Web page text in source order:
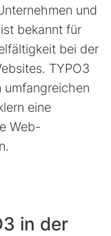
und
bekannt für
bei der
TYPO3
umfangreichen
eine
Web-
in der